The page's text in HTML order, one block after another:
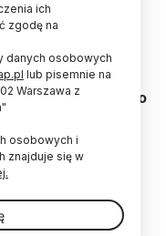
przy ulicy
którzy pobierają
na dostarczenie
nauki do
-
że jeśli
za ten
Wojciech
ich
zgodę na
danych osobowych
lub pisemnie na
Warszawa z
osobowych i
znajduje się w